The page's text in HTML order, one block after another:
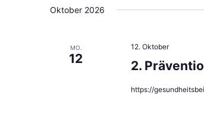
Oktober 2026
MO.
12 2.
12. Oktober
https://